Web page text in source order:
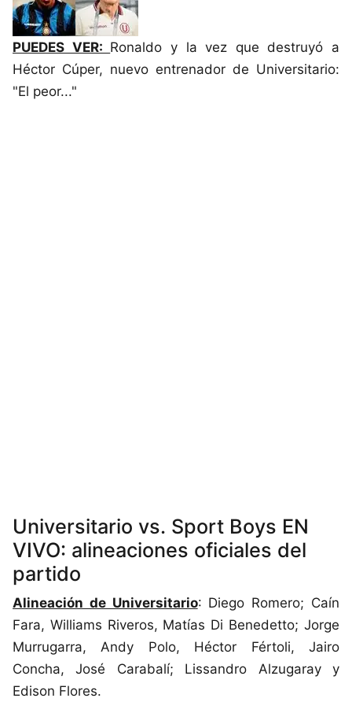
PUEDES VER: Ronaldo y la vez que destruyó a
Héctor Cúper, nuevo entrenador de Universitario:
"El peor..."
Universitario vs. Sport Boys EN
VIVO: alineaciones oficiales del
partido
Alineación de Universitario: Diego Romero; Caín
Fara, Williams Riveros, Matías Di Benedetto; Jorge
Murrugarra, Andy Polo, Héctor Fértoli, Jairo
Concha, José Carabalí; Lissandro Alzugaray y
Edison Flores.